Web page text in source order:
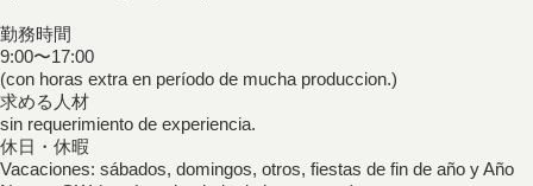
勤務時間
9:00〜17:00
(con horas extra en período de mucha produccion.)
求める人材
sin requerimiento de experiencia.
休日・休暇
Vacaciones: sábados, domingos, otros, fiestas de fin de año y Año